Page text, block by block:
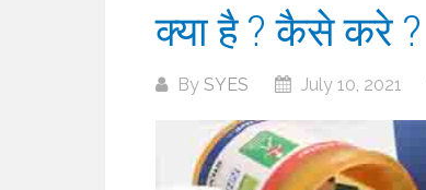
क्या है ? कैसे करे ?
By SYES July 10, 2021